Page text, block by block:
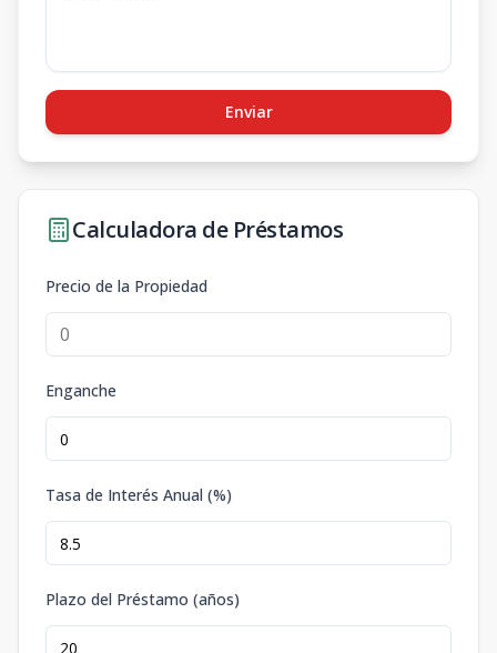
Enviar
Calculadora de Préstamos
Precio de la Propiedad
Enganche
Tasa de Interés Anual (%)
Plazo del Préstamo (años)